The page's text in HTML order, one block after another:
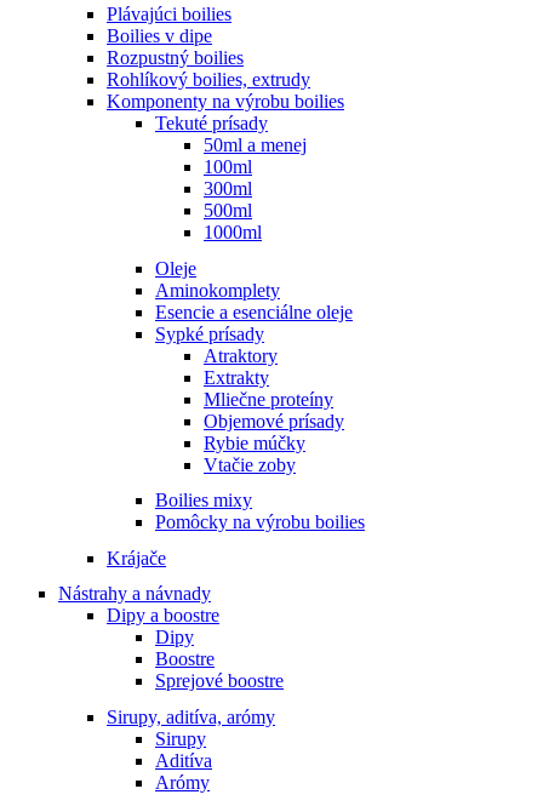
Plávajúci boilies
Boilies v dipe
Rozpustný boilies
Rohlíkový boilies, extrudy
Komponenty na výrobu boilies
Tekuté prísady
50ml a menej
100ml
300ml
500ml
1000ml
Oleje
Aminokomplety
Esencie a esenciálne oleje
Sypké prísady
Atraktory
Extrakty
Mliečne proteíny
Objemové prísady
Rybie múčky
Vtačie zoby
Boilies mixy
Pomôcky na výrobu boilies
Krájače
Nástrahy a návnady
Dipy a boostre
Dipy
Boostre
Sprejové boostre
Sirupy, aditíva, arómy
Sirupy
Aditíva
Arómy